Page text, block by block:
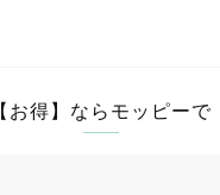
【お得】ならモッピーで